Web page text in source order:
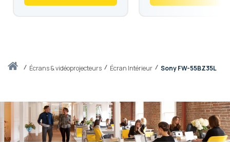
Accueilécrans & vidéoprojecteurs Écran Intérieur Sony FW-55BZ35L